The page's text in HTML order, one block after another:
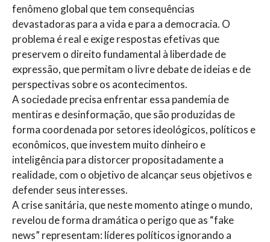
fenômeno global que tem consequências
devastadoras para a vida e para a democracia. O
problema é real e exige respostas efetivas que
preservem o direito fundamental à liberdade de
expressão, que permitam o livre debate de ideias e de
perspectivas sobre os acontecimentos.
A sociedade precisa enfrentar essa pandemia de
mentiras e desinformação, que são produzidas de
forma coordenada por setores ideológicos, políticos e
econômicos, que investem muito dinheiro e
inteligência para distorcer propositadamente a
realidade, com o objetivo de alcançar seus objetivos e
defender seus interesses.
A crise sanitária, que neste momento atinge o mundo,
revelou de forma dramática o perigo que as “fake
news” representam: líderes políticos ignorando a